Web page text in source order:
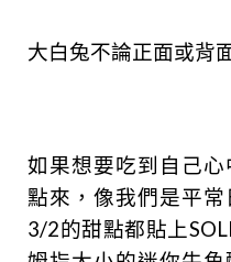
大白兔不論正面或背
如果想要吃到自己
點來，像我們是平
3/2的甜點都貼上